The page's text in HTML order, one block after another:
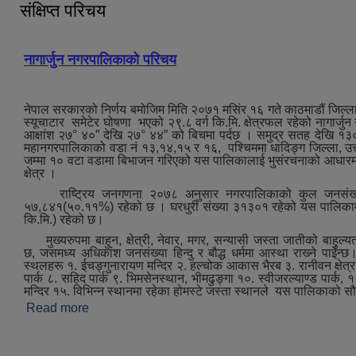
संक्षिप्त परिचय
नागार्जुन नगरपालिकाको परिचय
नेपाल सरकारको निर्णय बमोजिम मिति २०७१ मसिंर १६ गते काठमाडौं
स्यूचाटार समेटेर घोषणा भएको २९.८ वर्ग कि.मि. क्षेत्रफल रहेको
आक्षांश २७° ४०” देखि २७° ४४” को बिचमा पर्दछ । समुद्र सतह देखि
महानगरपालिकाको वडा नं १३,१४,१५ र १६, पश्‍चिममा धादिङ्ग जिल्ला,
जम्मा १० वटा वडामा बिभाजन गरिएको यस पालिकालाई भुसंरचनाको
क्षेत्र ।
राष्ट्रिय जनगणना २०७८ अनुसार नगरपालिकाको कुल
५७,८४१(५०.११%) रहेको छ । घरधुरी संख्या ३१३०१ रहेको यस
कि.मि.) रहेको छ।
मुख्‍यरुपमा बाहुन, क्षेत्री, नेवार, मगर, सन्यासी जस्ता जातीको
छ, जसमध्‍य अधिकांश जनसंख्या हिन्दु र बौद्ध धर्ममा आस्था राख्‍ने
स्थलहरू १. ईचङ्गुनारायण मन्दिर २. हल्चोक आकास भैरब ३. रानीवन क्षेत्र
पार्क ८. सहिद पार्क ९. भिमसेनस्थान, भीमढुङ्गा १०. स्वीजरल्याण्ड पार्क,
मन्दिर १५. विभिन्न स्थानमा रहेका होमस्टे जस्‍ता स्थानले यस पालिकाको
Read more